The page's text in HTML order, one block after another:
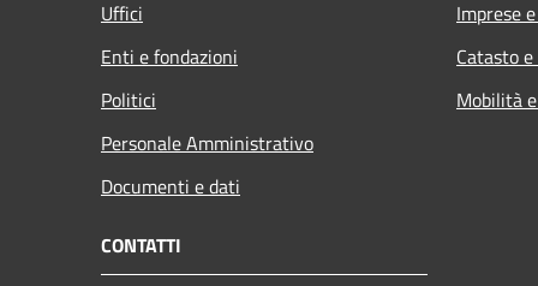
Uffici
Enti e fondazioni
Politici
Personale Amministrativo
Documenti e dati
Imprese
Catasto
Mobilità
CONTATTI